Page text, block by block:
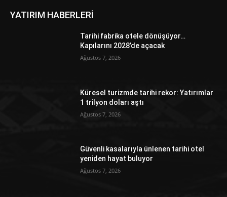
YATIRIM HABERLERİ
Tarihi fabrika otele dönüşüyor…
Kapılarını 2028’de açacak
Ağustos 7, 2026
Küresel turizmde tarihi rekor: Yatırımlar
1 trilyon doları aştı
Ağustos 7, 2026
Güvenli kasalarıyla ünlenen tarihi otel
yeniden hayat buluyor
Ağustos 7, 2026